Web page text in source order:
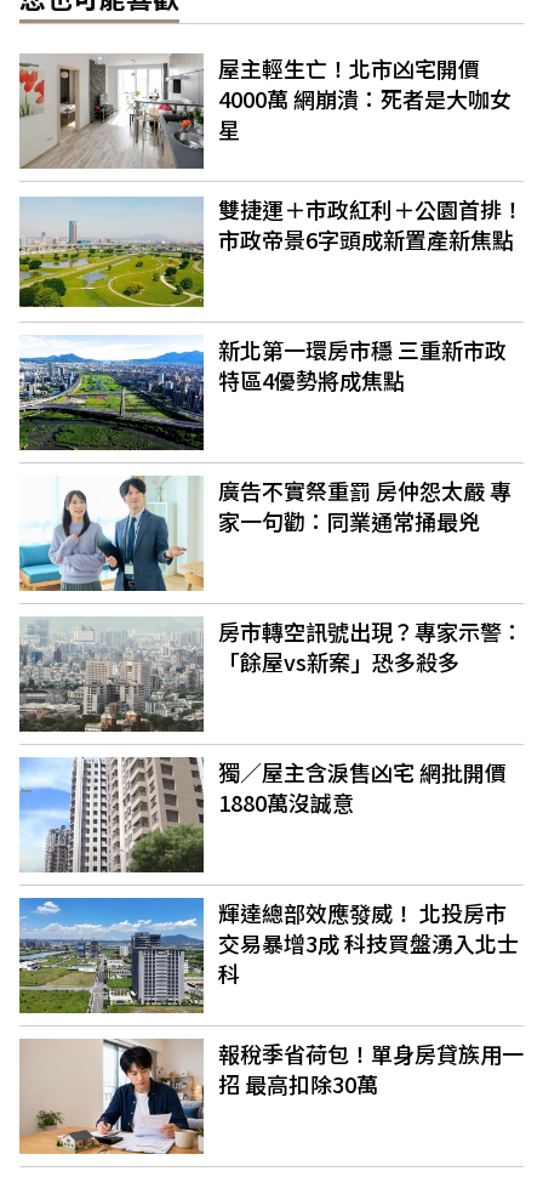
屋主輕生亡！北市凶宅開價
4000萬 網崩潰：死者是大咖女
星
雙捷運＋市政紅利＋公園首排！
市政帝景6字頭成新置產新焦點
新北第一環房市穩 三重新市政
特區4優勢將成焦點
廣告不實祭重罰 房仲怨太嚴 專
家一句勸：同業通常捅最兇
房市轉空訊號出現？專家示警：
「餘屋vs新案」恐多殺多
獨／屋主含淚售凶宅 網批開價
1880萬沒誠意
輝達總部效應發威！ 北投房市
交易暴增3成 科技買盤湧入北士
科
報稅季省荷包！單身房貸族用一
招 最高扣除30萬